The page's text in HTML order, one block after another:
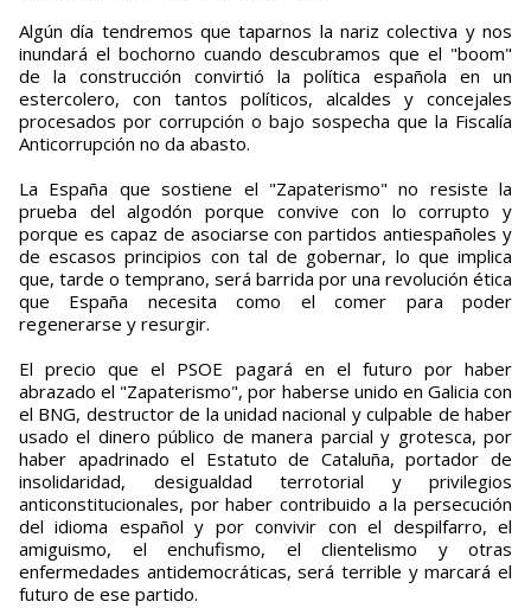
Algún día tendremos que taparnos la nariz colectiva y nos
inundará el bochorno cuando descubramos que el "boom"
de la construcción convirtió la política española en un
estercolero, con tantos políticos, alcaldes y concejales
procesados por corrupción o bajo sospecha que la Fiscalía
Anticorrupción no da abasto.
La España que sostiene el "Zapaterismo" no resiste la
prueba del algodón porque convive con lo corrupto y
porque es capaz de asociarse con partidos antiespañoles y
de escasos principios con tal de gobernar, lo que implica
que, tarde o temprano, será barrida por una revolución ética
que España necesita como el comer para poder
regenerarse y resurgir.
El precio que el PSOE pagará en el futuro por haber
abrazado el "Zapaterismo", por haberse unido en Galicia con
el BNG, destructor de la unidad nacional y culpable de haber
usado el dinero público de manera parcial y grotesca, por
haber apadrinado el Estatuto de Cataluña, portador de
insolidaridad, desigualdad terrotorial y privilegios
anticonstitucionales, por haber contribuido a la persecución
del idioma español y por convivir con el despilfarro, el
amiguismo, el enchufismo, el clientelismo y otras
enfermedades antidemocráticas, será terrible y marcará el
futuro de ese partido.